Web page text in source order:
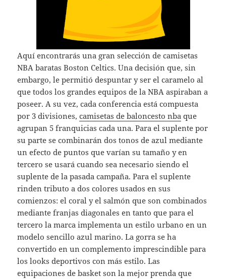
Aquí encontrarás una gran selección de camisetas
NBA baratas Boston Celtics. Una decisión que, sin
embargo, le permitió despuntar y ser el caramelo al
que todos los grandes equipos de la NBA aspiraban a
poseer. A su vez, cada conferencia está compuesta
por 3 divisiones,camisetas de baloncesto nba que
agrupan 5 franquicias cada una. Para el suplente por
su parte se combinarán dos tonos de azul mediante
un efecto de puntos que varían su tamaño y en
tercero se usará cuando sea necesario siendo el
suplente de la pasada campaña. Para el suplente
rinden tributo a dos colores usados en sus
comienzos: el coral y el salmón que son combinados
mediante franjas diagonales en tanto que para el
tercero la marca implementa un estilo urbano en un
modelo sencillo azul marino. La gorra se ha
convertido en un complemento imprescindible para
los looks deportivos con más estilo. Las
equipaciones de basket son la mejor prenda que